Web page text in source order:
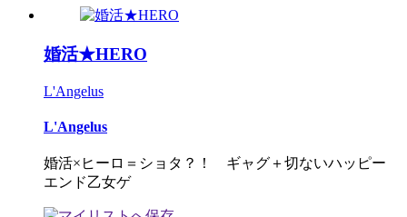
婚活★HERO
L'Angelus
L'Angelus
婚活×ヒーロ＝ショタ？！ ギャグ＋切ないハッピー
エンド乙女ゲ